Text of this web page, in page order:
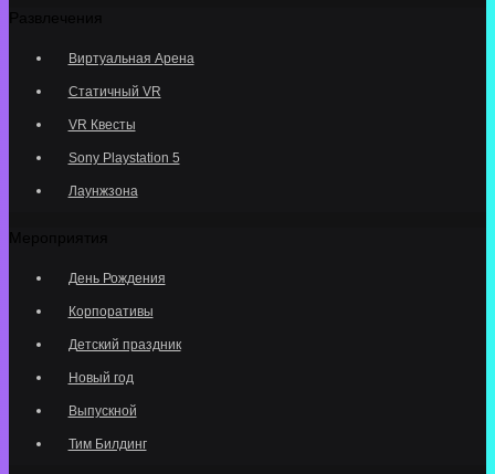
Виртуальная Арена
Статичный VR
VR Квесты
Sony Playstation 5
Лаунжзона
День Рождения
Корпоративы
Детский праздник
Новый год
Выпускной
Тим Билдинг